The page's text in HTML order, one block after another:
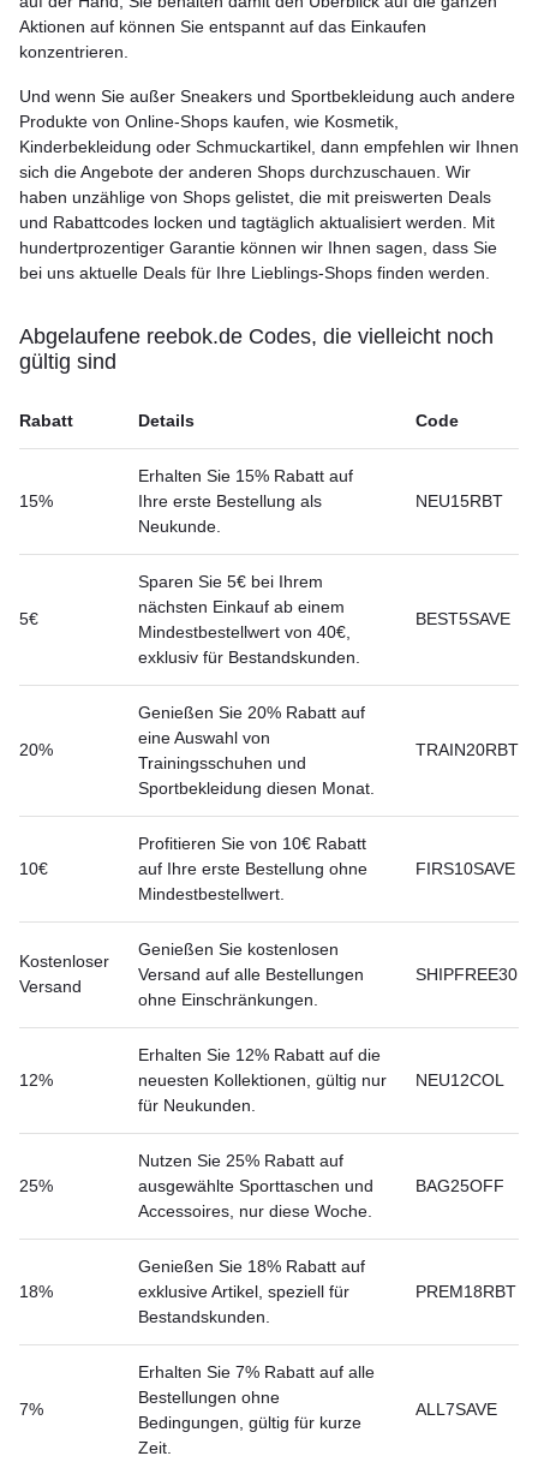
Aktionen auf können Sie entspannt auf das Einkaufen
konzentrieren.
Und wenn Sie außer Sneakers und Sportbekleidung auch andere
Produkte von Online-Shops kaufen, wie Kosmetik,
Kinderbekleidung oder Schmuckartikel, dann empfehlen wir Ihnen
sich die Angebote der anderen Shops durchzuschauen. Wir
haben unzählige von Shops gelistet, die mit preiswerten Deals
und Rabattcodes locken und tagtäglich aktualisiert werden. Mit
hundertprozentiger Garantie können wir Ihnen sagen, dass Sie
bei uns aktuelle Deals für Ihre Lieblings-Shops finden werden.
Abgelaufene reebok.de Codes, die vielleicht noch
gültig sind
Rabatt Details Code
15%
Erhalten Sie 15% Rabatt auf
Ihre erste Bestellung als
Neukunde.
NEU15RBT
5€
Sparen Sie 5€ bei Ihrem
nächsten Einkauf ab einem
Mindestbestellwert von 40€,
exklusiv für Bestandskunden.
BEST5SAVE
20%
Genießen Sie 20% Rabatt auf
eine Auswahl von
Trainingsschuhen und
Sportbekleidung diesen Monat.
TRAIN20RBT
10€
Profitieren Sie von 10€ Rabatt
auf Ihre erste Bestellung ohne
Mindestbestellwert.
FIRS10SAVE
Kostenloser
Versand
Genießen Sie kostenlosen
Versand auf alle Bestellungen
ohne Einschränkungen.
SHIPFREE30
12%
Erhalten Sie 12% Rabatt auf die
neuesten Kollektionen, gültig nur
für Neukunden.
NEU12COL
25%
Nutzen Sie 25% Rabatt auf
ausgewählte Sporttaschen und
Accessoires, nur diese Woche.
BAG25OFF
18%
Genießen Sie 18% Rabatt auf
exklusive Artikel, speziell für
Bestandskunden.
PREM18RBT
7%
Erhalten Sie 7% Rabatt auf alle
Bestellungen ohne
Bedingungen, gültig für kurze
Zeit.
ALL7SAVE